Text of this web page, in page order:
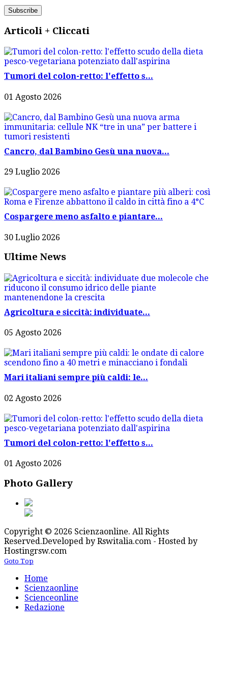
Articoli + Cliccati
Tumori del colon-retto: l'effetto s...
01 Agosto 2026
Cancro, dal Bambino Gesù una nuova...
29 Luglio 2026
Cospargere meno asfalto e piantare...
30 Luglio 2026
Ultime News
Agricoltura e siccità: individuate...
05 Agosto 2026
Mari italiani sempre più caldi: le...
02 Agosto 2026
Tumori del colon-retto: l'effetto s...
01 Agosto 2026
Photo Gallery
Copyright © 2026 Scienzaonline. All Rights
Reserved.Developed by Rswitalia.com - Hosted by
Hostingrsw.com
Goto Top
Home
Scienzaonline
Scienceonline
Redazione